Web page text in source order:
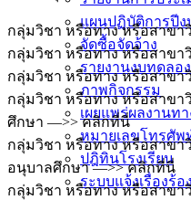
แผนปฏิบัติการปีง
จัดซื้อจัดจ้าง
รายงานงบทดลอง
ภาพกิจกรรม
เผยแพร่ผลงานท
หมายเลขโทรศัพ
ปฎิทินโรงเรียน
ระบบแจ้งเรื่องร้อ
กลุ่มวิชา หรือทาง หรือสาข
กลุ่มวิชา หรือทาง หรือสาข
กลุ่มวิชา หรือทาง หรือสาข
กลุ่มวิชา หรือทาง หรือสาขา
ศึกษา —>> คลิกที่นี่
กลุ่มวิชา หรือทาง หรือสาขา
อนุบาลศึกษา —>> คลิกที่นี่
กลุ่มวิชา หรือทาง หรือสาข